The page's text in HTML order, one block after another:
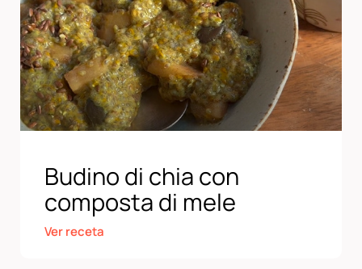
Budino di chia con
composta di mele
Ver receta